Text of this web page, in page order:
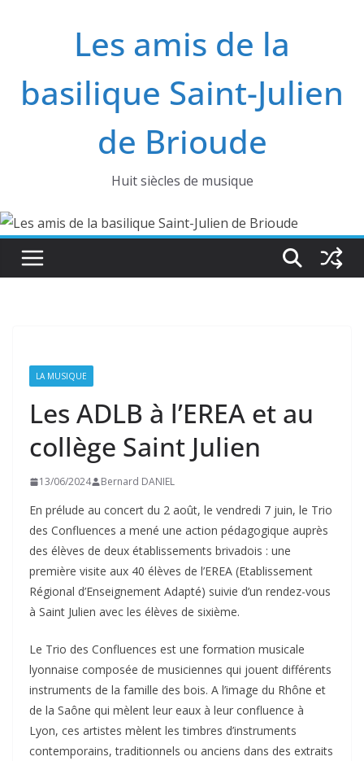
Les amis de la
basilique Saint-Julien
de Brioude
Huit siècles de musique
LA MUSIQUE
Les ADLB à l’EREA et au
collège Saint Julien
13/06/2024 Bernard DANIEL
En prélude au concert du 2 août, le vendredi 7 juin, le Trio
des Confluences a mené une action pédagogique auprès
des élèves de deux établissements brivadois : une
première visite aux 40 élèves de l’EREA (Etablissement
Régional d’Enseignement Adapté) suivie d’un rendez-vous
à Saint Julien avec les élèves de sixième.
Le Trio des Confluences est une formation musicale
lyonnaise composée de musiciennes qui jouent différents
instruments de la famille des bois. A l’image du Rhône et
de la Saône qui mèlent leur eaux à leur confluence à
Lyon, ces artistes mèlent les timbres d’instruments
contemporains, traditionnels ou anciens dans des extraits